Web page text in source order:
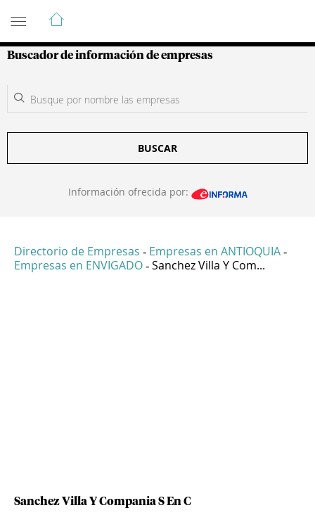
Guía de Empresas Colombianas
Buscador de información de empresas
BUSCAR
Información ofrecida por:
Directorio de Empresas - Empresas en ANTIOQUIA -
Empresas en ENVIGADO - Sanchez Villa Y Com...
Sanchez Villa Y Compania S En C